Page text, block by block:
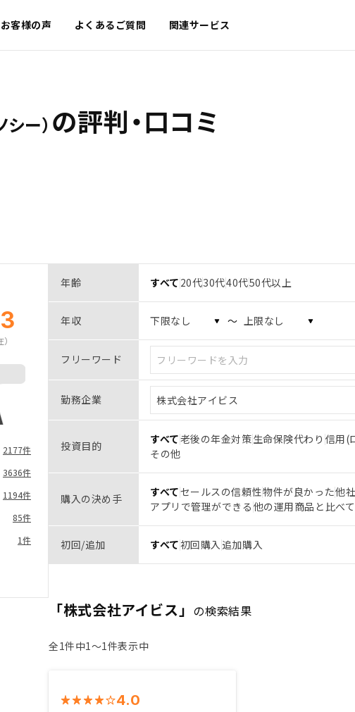
お客様の声 よくあるご質問 関連サービス
シー） の評判・口コミ
2177件
3636件
1194件
85件
1件
年齢 すべて 20代30代40代50代以上
年収 〜
フリーワード
勤務企業
投資目的 すべて老後の年金対策生命保険代わり 信用(
その他
購入の決め手 すべてセールスの信頼性物件が良かった他
アプリで管理ができる 他の運用商品と比べ
初回/追加 すべて初回購入 追加購入
「株式会社アイビス」 の検索結果
全1件中1〜1件表示中
4.0